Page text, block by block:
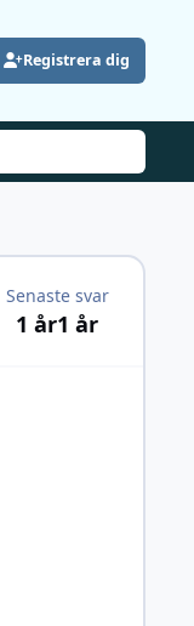
Registrera dig
Senaste svar
1 år1 år